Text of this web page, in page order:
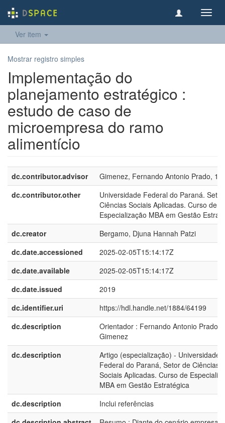
Ver item
Mostrar registro simples
Implementação do
planejamento estratégico :
estudo de caso de
microempresa do ramo
alimentício
dc.contributor.advisor
Gimenez, Fernando Antonio Prado,
dc.contributor.other
Universidade Federal do Paraná.
Ciências Sociais Aplicadas. Curso de
Especialização MBA em Gestão
dc.creator
Bergamo, Djuna Hannah Patzi
dc.date.accessioned
2025-02-05T15:14:17Z
dc.date.available
2025-02-05T15:14:17Z
dc.date.issued
2019
dc.identifier.uri
https://hdl.handle.net/1884/64199
dc.description
Orientador : Fernando Antonio Prado
Gimenez
dc.description
Artigo (especialização) - Universidade
Federal do Paraná, Setor de Ciências
Sociais Aplicadas. Curso de
MBA em Gestão Estratégica
dc.description
Inclui referências